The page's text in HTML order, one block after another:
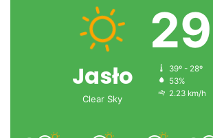
Jasło
Clear Sky
29
39º - 28º
53%
2.23 km/h